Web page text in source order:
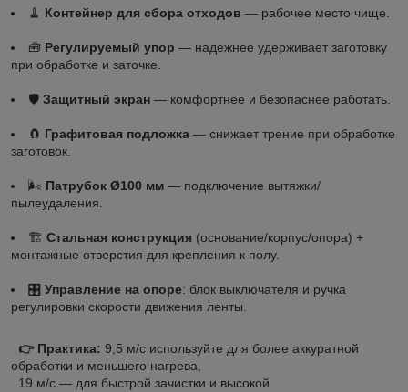
🧹 Контейнер для сбора отходов — рабочее место чище.
🧰 Регулируемый упор — надежнее удерживает заготовку
при обработке и заточке.
🛡 Защитный экран — комфортнее и безопаснее работать.
🧲 Графитовая подложка — снижает трение при обработке
заготовок.
🌬 Патрубок Ø100 мм — подключение вытяжки/
пылеудаления.
🏗 Стальная конструкция (основание/корпус/опора) +
монтажные отверстия для крепления к полу.
🎛 Управление на опоре: блок выключателя и ручка
регулировки скорости движения ленты.
👉 Практика: 9,5 м/с используйте для более аккуратной
обработки и меньшего нагрева,
19 м/с — для быстрой зачистки и высокой